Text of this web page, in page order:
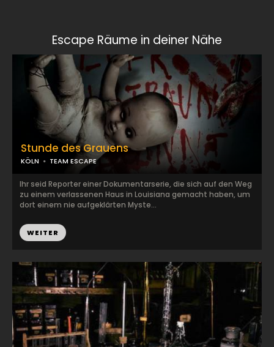
Escape Räume in deiner Nähe
Stunde des Grauens
KÖLN TEAM ESCAPE
Ihr seid Reporter einer Dokumentarserie, die sich auf den Weg
zu einem verlassenen Haus in Louisiana gemacht haben, um
dort einem nie aufgeklärten Myste...
WEITER